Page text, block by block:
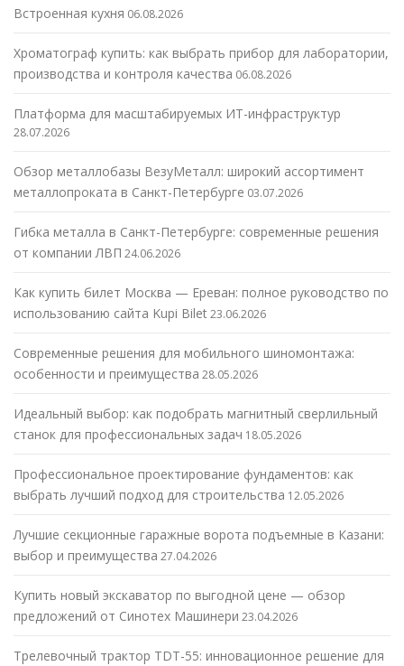
Встроенная кухня 06.08.2026
Хроматограф купить: как выбрать прибор для лаборатории,
производства и контроля качества 06.08.2026
Платформа для масштабируемых ИТ-инфраструктур
28.07.2026
Обзор металлобазы ВезуМеталл: широкий ассортимент
металлопроката в Санкт-Петербурге 03.07.2026
Гибка металла в Санкт-Петербурге: современные решения
от компании ЛВП 24.06.2026
Как купить билет Москва — Ереван: полное руководство по
использованию сайта Kupi Bilet23.06.2026
Современные решения для мобильного шиномонтажа:
особенности и преимущества 28.05.2026
Идеальный выбор: как подобрать магнитный сверлильный
станок для профессиональных задач 18.05.2026
Профессиональное проектирование фундаментов: как
выбрать лучший подход для строительства 12.05.2026
Лучшие секционные гаражные ворота подъемные в Казани:
выбор и преимущества 27.04.2026
Купить новый экскаватор по выгодной цене — обзор
предложений от Синотех Машинери 23.04.2026
Трелевочный трактор TDT-55: инновационное решение для